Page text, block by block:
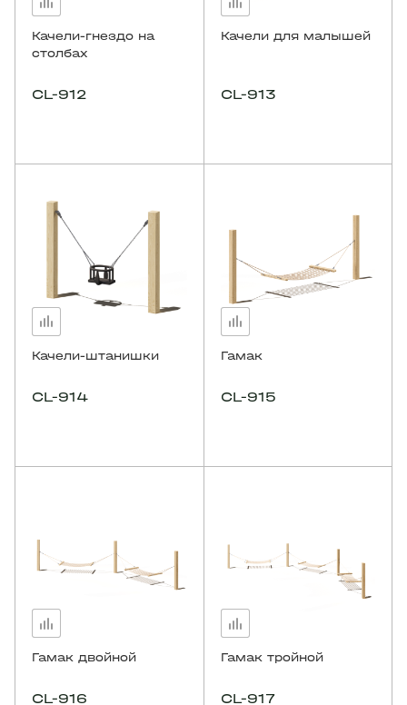
Качели-гнездо на
столбах
CL-912
Качели для малышей
CL-913
Качели-штанишки
CL-914
Гамак
CL-915
Гамак двойной
CL-916
Гамак тройной
CL-917